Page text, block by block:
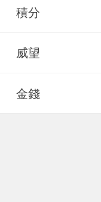
積分
威望
金錢